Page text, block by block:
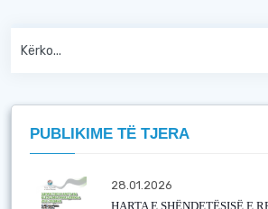
PUBLIKIME TË TJERA
28.01.2026
HARTA E SHËNDETËSISË E